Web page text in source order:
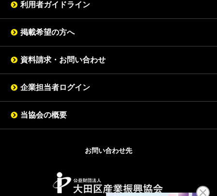
利用者ガイドライン
掲載希望の方へ
資料請求・お問い合わせ
企業担当者ログイン
当協会の概要
お問い合わせ先